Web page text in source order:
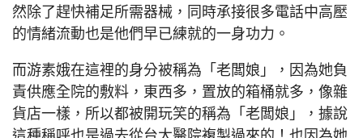
然除了趕快補足所需器械，同時承接很多電話中高壓
的情緒流動也是他們早已練就的一身功力。
而游素娥在這裡的身分被稱為「老闆娘」，因為她負
責供應全院的敷料，東西多，置放的箱桶就多，像雜
貨店一樣，所以都被開玩笑的稱為「老闆娘」，據說